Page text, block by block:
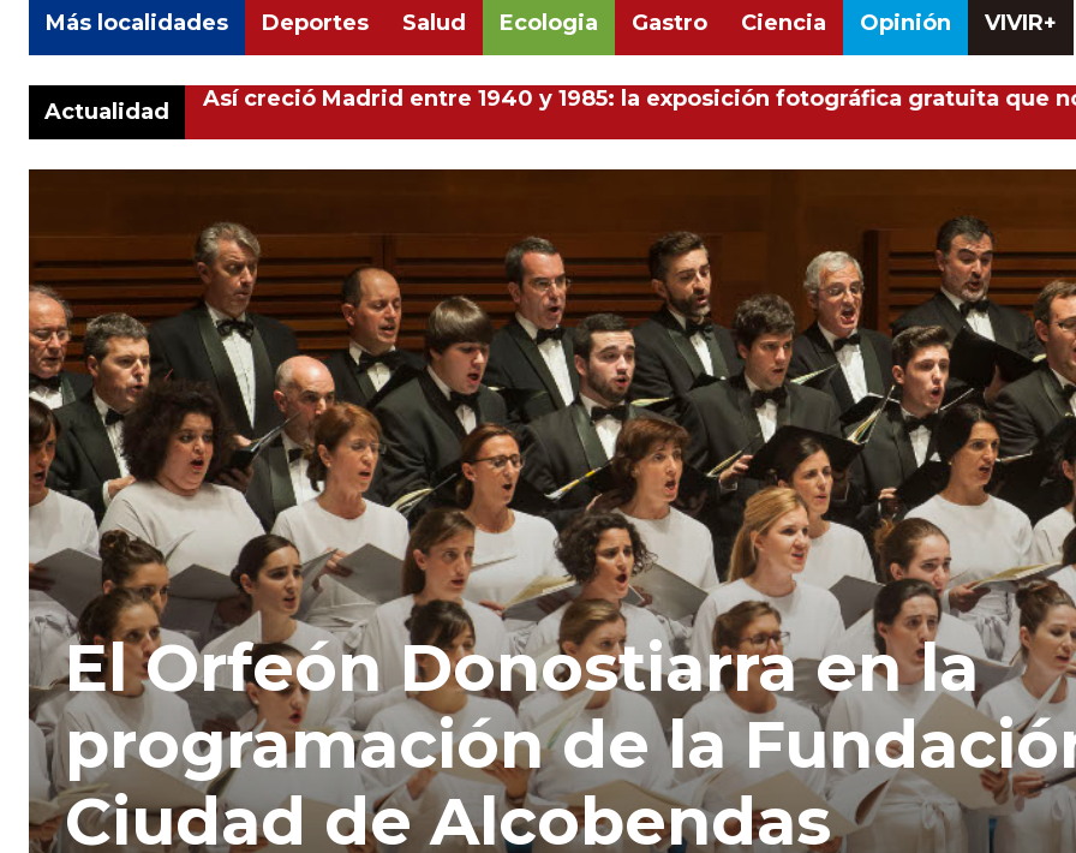
Más localidades Deportes Salud Ecologia Gastro Ciencia Opinión VIVIR+
Actualidad Así creció Madrid entre 1940 y 1985: la exposición fotográfica gratuita que
El Orfeón Donostiarra en la
programación de la
Ciudad de Alcobendas